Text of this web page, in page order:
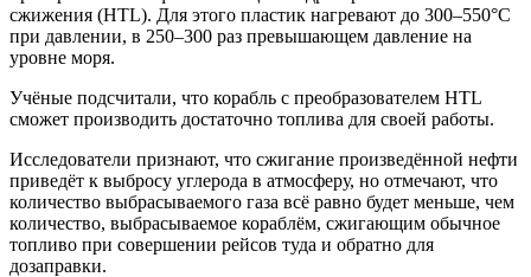
сжижения (HTL). Для этого пластик нагревают до 300–550°С
при давлении, в 250–300 раз превышающем давление на
уровне моря.
Учёные подсчитали, что корабль с преобразователем HTL
сможет производить достаточно топлива для своей работы.
Исследователи признают, что сжигание произведённой нефти
приведёт к выбросу углерода в атмосферу, но отмечают, что
количество выбрасываемого газа всё равно будет меньше, чем
количество, выбрасываемое кораблём, сжигающим обычное
топливо при совершении рейсов туда и обратно для
дозаправки.